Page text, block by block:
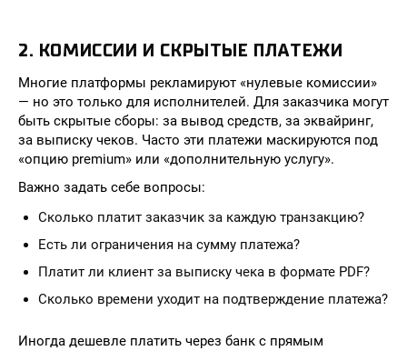
2. КОМИССИИ И СКРЫТЫЕ ПЛАТЕЖИ
Многие платформы рекламируют «нулевые комиссии»
— но это только для исполнителей. Для заказчика могут
быть скрытые сборы: за вывод средств, за эквайринг,
за выписку чеков. Часто эти платежи маскируются под
«опцию premium» или «дополнительную услугу».
Важно задать себе вопросы:
Сколько платит заказчик за каждую транзакцию?
Есть ли ограничения на сумму платежа?
Платит ли клиент за выписку чека в формате PDF?
Сколько времени уходит на подтверждение платежа?
Иногда дешевле платить через банк с прямым